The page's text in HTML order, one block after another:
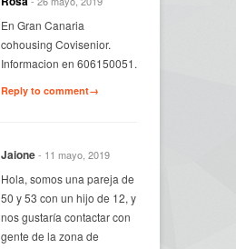
En Gran Canaria
cohousing Covisenior.
Informacion en 606150051.
Reply to comment→
Jaione- 11 mayo, 2019
Hola, somos una pareja de
50 y 53 con un hijo de 12, y
nos gustaría contactar con
gente de la zona de